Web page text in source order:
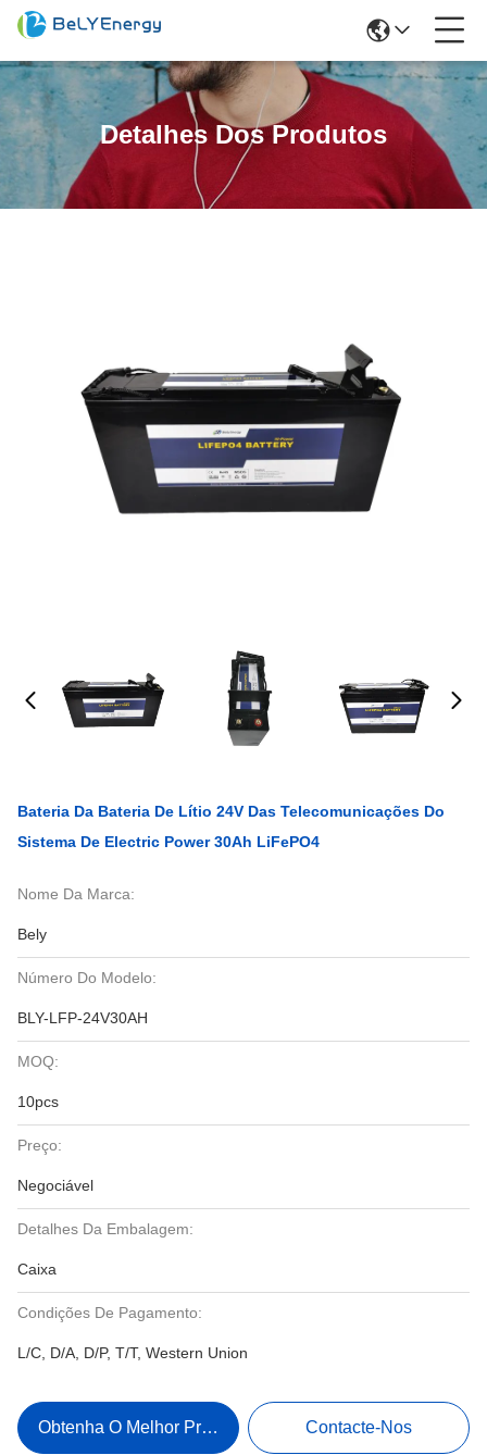
Detalhes Dos Produtos
Bateria Da Bateria De Lítio 24V Das Telecomunicações Do
Sistema De Electric Power 30Ah LiFePO4
Nome Da Marca:
Bely
Número Do Modelo:
BLY-LFP-24V30AH
MOQ:
10pcs
Preço:
Negociável
Detalhes Da Embalagem:
Caixa
Condições De Pagamento:
L/C, D/A, D/P, T/T, Western Union
Obtenha O Melhor Preço Contacte-Nos